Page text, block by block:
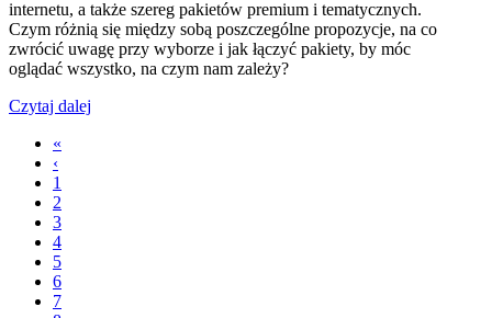
internetu, a także szereg pakietów premium i tematycznych.
Czym różnią się między sobą poszczególne propozycje, na co
zwrócić uwagę przy wyborze i jak łączyć pakiety, by móc
oglądać wszystko, na czym nam zależy?
Czytaj dalej
«
‹
1
2
3
4
5
6
7